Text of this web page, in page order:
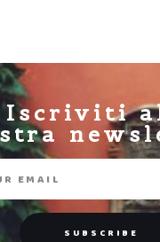
Iscriviti